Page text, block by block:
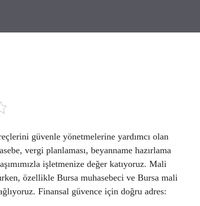
güvenle yönetmelerine yardımcı olan
vergi planlaması, beyanname hazırlama
işletmenize değer katıyoruz. Mali
özellikle Bursa muhasebeci ve Bursa mali
Finansal güvence için doğru adres: